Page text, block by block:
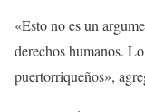
«Esto no es un
derechos humanos.
puertorriqueños»,